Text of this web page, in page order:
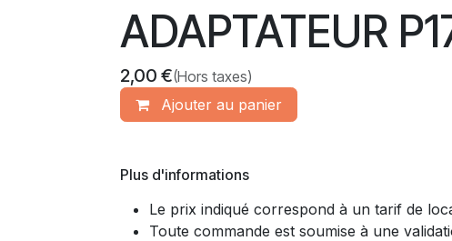
ADAPTATEUR
2,00 €(Hors taxes)
Ajouter​ au panier
Plus d'informations
Le prix indiqué correspond à un tarif de
Toute commande est soumise à une